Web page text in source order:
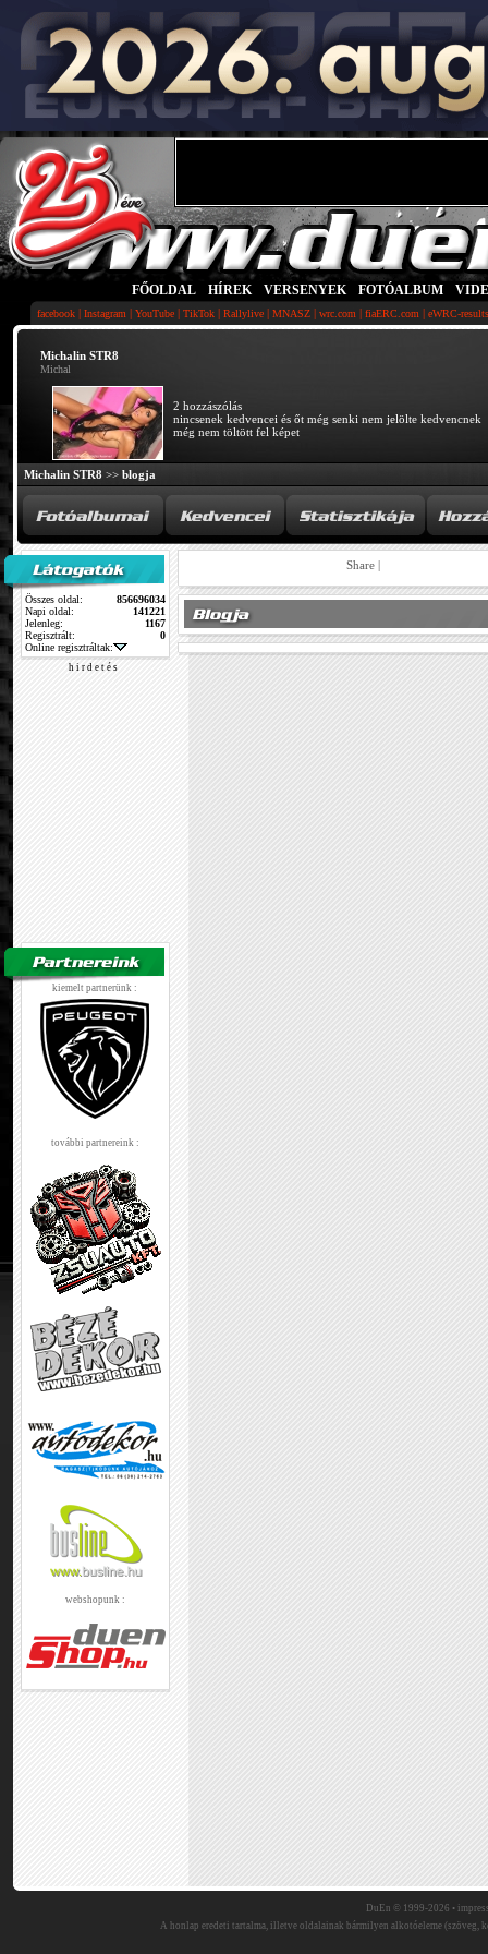
FŐOLDAL HÍREK VERSENYEK FOTÓALBUM
facebook | Instagram | YouTube | TikTok | Rallylive | MNASZ | wrc.com | fiaERC.com | eWRC-
Michalin STR8
Michal
2 hozzászólás
nincsenek kedvencei és őt még senki nem jelölte kedvencnek
még nem töltött fel képet
Michalin STR8 >> blogja
Összes oldal:
856696034
Napi oldal:
141221
Jelenleg:
1167
Regisztrált:
0
Online regisztráltak:
h i r d e t é s
kiemelt partnerünk :
további partnereink :
webshopunk :
Share |
DuEn © 1999-2026 •
A honlap eredeti tartalma, illetve oldalainak bármilyen alkotóeleme (szöveg,